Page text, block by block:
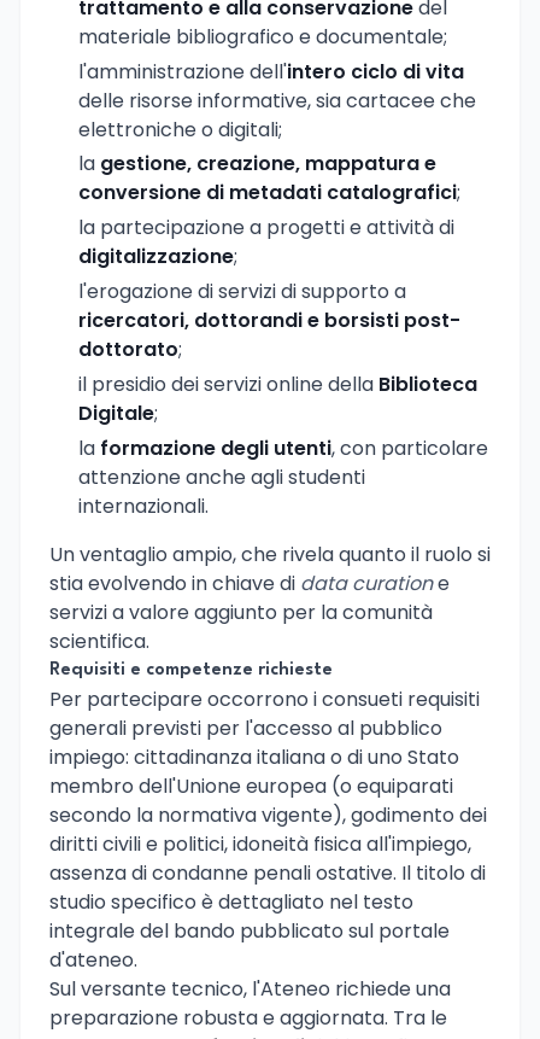
trattamento e alla conservazionedel
materiale bibliografico e documentale;
l'amministrazione dell'intero ciclo di vita
delle risorse informative, sia cartacee che
elettroniche o digitali;
la gestione, creazione, mappatura e
conversione di metadati catalografici;
la partecipazione a progetti e attività di
digitalizzazione;
l'erogazione di servizi di supporto a
ricercatori, dottorandi e borsisti post-
dottorato;
il presidio dei servizi online della Biblioteca
Digitale;
la formazione degli utenti, con particolare
attenzione anche agli studenti
internazionali.
Un ventaglio ampio, che rivela quanto il ruolo si
stia evolvendo in chiave di data curatione
servizi a valore aggiunto per la comunità
scientifica.
Requisiti e competenze richieste
Per partecipare occorrono i consueti requisiti
generali previsti per l'accesso al pubblico
impiego: cittadinanza italiana o di uno Stato
membro dell'Unione europea (o equiparati
secondo la normativa vigente), godimento dei
diritti civili e politici, idoneità fisica all'impiego,
assenza di condanne penali ostative. Il titolo di
studio specifico è dettagliato nel testo
integrale del bando pubblicato sul portale
d'ateneo.
Sul versante tecnico, l'Ateneo richiede una
preparazione robusta e aggiornata. Tra le